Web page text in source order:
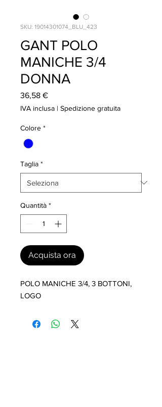
SKU: 19014301074_BLU_423
GANT POLO
MANICHE 3/4
DONNA
36,58 €Prezzo
IVA inclusa | Spedizione gratuita
Colore *
Taglia *
Quantità *
Acquista ora
POLO MANICHE 3/4, 3 BOTTONI,
LOGO